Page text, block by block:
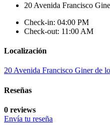
20 Avenida Francisco
Check-in: 04:00 PM
Check-out: 11:00 AM
Localización
20 Avenida Francisco Giner de
Reseñas
0 reviews
Envía tu reseña